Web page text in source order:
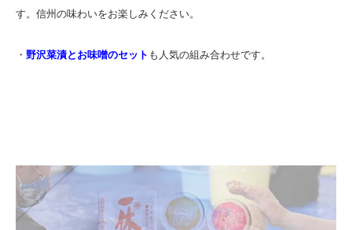
す。信州の味わいをお楽しみください。
・ 野沢菜漬とお味噌のセット も人気の組み合わせです。